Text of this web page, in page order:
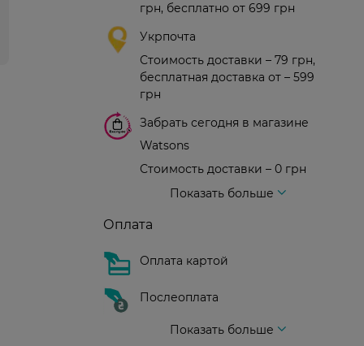
грн, бесплатно от 699 грн
Укрпочта
Стоимость доставки – 79 грн,
бесплатная доставка от – 599
грн
Забрать сегодня в магазине
Watsons
Стоимость доставки – 0 грн
Показать больше
Оплата
Оплата картой
Послеоплата
Показать больше